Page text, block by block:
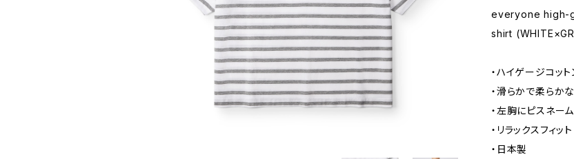
everyone high-
shirt
・ハイゲージコッ
・滑らかで柔らか
・左胸にピスネー
・リラックスフィット
・日本製